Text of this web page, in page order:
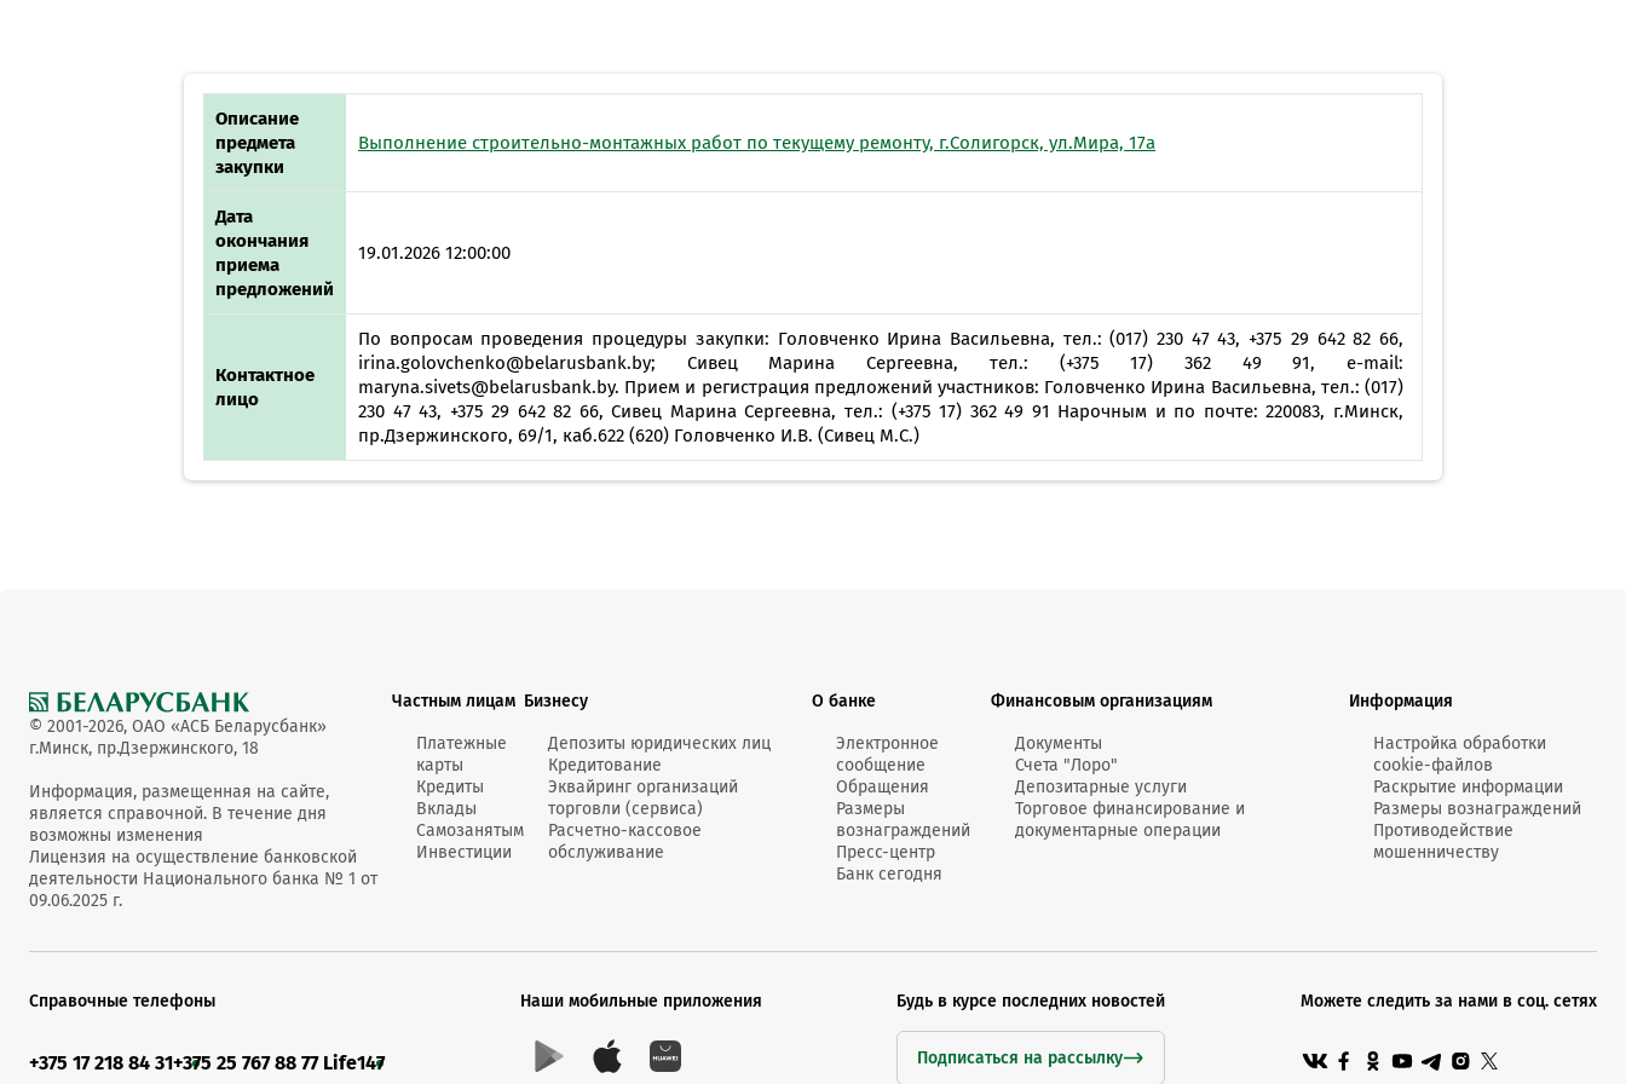
Спросить онлайн
Описание
предмета
закупки
Выполнение строительно-монтажных работ по текущему ремонту, г.Солигорск, ул.Мира, 17а
Дата
окончания
приема
предложений
19.01.2026 12:00:00
Контактное
лицо
По вопросам проведения процедуры закупки: Головченко Ирина Васильевна, тел.: (017) 230 47 43, +375 29 642 82 66,
irina.golovchenko@belarusbank.by; Сивец Марина Сергеевна, тел.: (+375 17) 362 49 91, e-mail:
maryna.sivets@belarusbank.by. Прием и регистрация предложений участников: Головченко Ирина Васильевна, тел.: (017)
230 47 43, +375 29 642 82 66, Сивец Марина Сергеевна, тел.: (+375 17) 362 49 91 Нарочным и по почте: 220083, г.Минск,
пр.Дзержинского, 69/1, каб.622 (620) Головченко И.В. (Сивец М.С.)
© 2001-2026, ОАО «АСБ Беларусбанк»
г.Минск, пр.Дзержинского, 18
Информация, размещенная на сайте,
является справочной. В течение дня
возможны изменения
Лицензия на осуществление банковской
деятельности Национального банка № 1 от
09.06.2025 г.
Частным лицам
Платежные
карты
Кредиты
Вклады
Самозанятым
Инвестиции
Бизнесу
Депозиты юридических лиц
Кредитование
Эквайринг организаций
торговли (сервиса)
Расчетно-кассовое
обслуживание
О банке
Электронное
сообщение
Обращения
Размеры
вознаграждений
Пресс-центр
Банк сегодня
Финансовым организациям
Документы
Счета "Лоро"
Депозитарные услуги
Торговое финансирование и
документарные операции
Информация
Настройка обработки
cookie-файлов
Раскрытие информации
Размеры вознаграждений
Противодействие
мошенничеству
Справочные телефоны
+375 17 218 84 31+375 25 767 88 77 Life147
Наши мобильные приложения Будь в курсе последних новостей
Подписаться на рассылку
Можете следить за нами в соц. сетях